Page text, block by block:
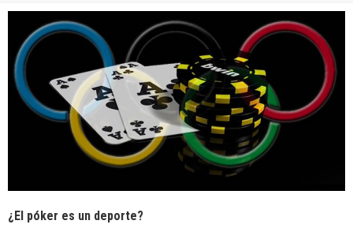
Víctor Armijo y Carlos Beltrán celebraron en los torneos Turbo de Dreams
¿El póker es un deporte?